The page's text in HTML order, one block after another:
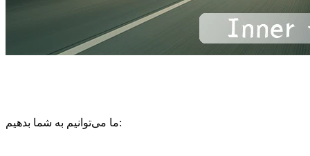
ما می‌توانیم به شما بدهیم: